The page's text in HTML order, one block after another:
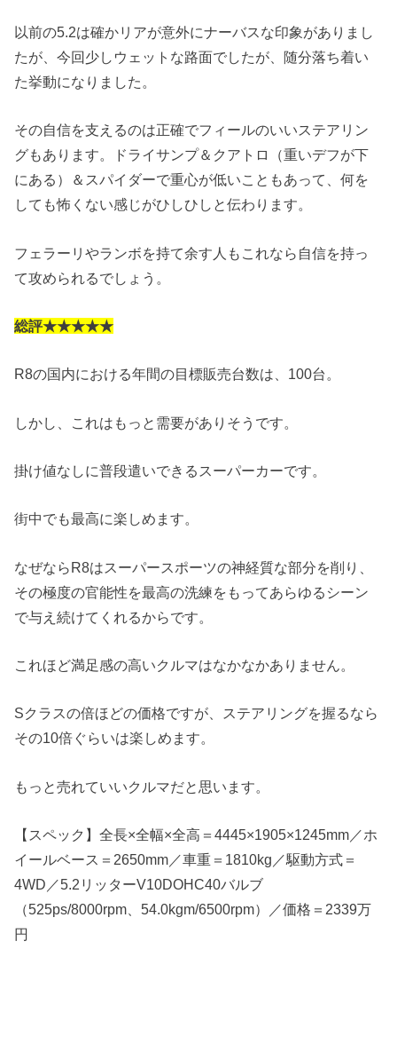
以前の5.2は確かリアが意外にナーバスな印象がありまし
たが、今回少しウェットな路面でしたが、随分落ち着い
た挙動になりました。
その自信を支えるのは正確でフィールのいいステアリン
グもあります。ドライサンプ＆クアトロ（重いデフが下
にある）＆スパイダーで重心が低いこともあって、何を
しても怖くない感じがひしひしと伝わります。
フェラーリやランボを持て余す人もこれなら自信を持っ
て攻められるでしょう。
総評★★★★★
R8の国内における年間の目標販売台数は、100台。
しかし、これはもっと需要がありそうです。
掛け値なしに普段遣いできるスーパーカーです。
街中でも最高に楽しめます。
なぜならR8はスーパースポーツの神経質な部分を削り、
その極度の官能性を最高の洗練をもってあらゆるシーン
で与え続けてくれるからです。
これほど満足感の高いクルマはなかなかありません。
Sクラスの倍ほどの価格ですが、ステアリングを握るなら
その10倍ぐらいは楽しめます。
もっと売れていいクルマだと思います。
【スペック】全長×全幅×全高＝4445×1905×1245mm／ホ
イールベース＝2650mm／車重＝1810kg／駆動方式＝
4WD／5.2リッターV10DOHC40バルブ
（525ps/8000rpm、54.0kgm/6500rpm）／価格＝2339万
円